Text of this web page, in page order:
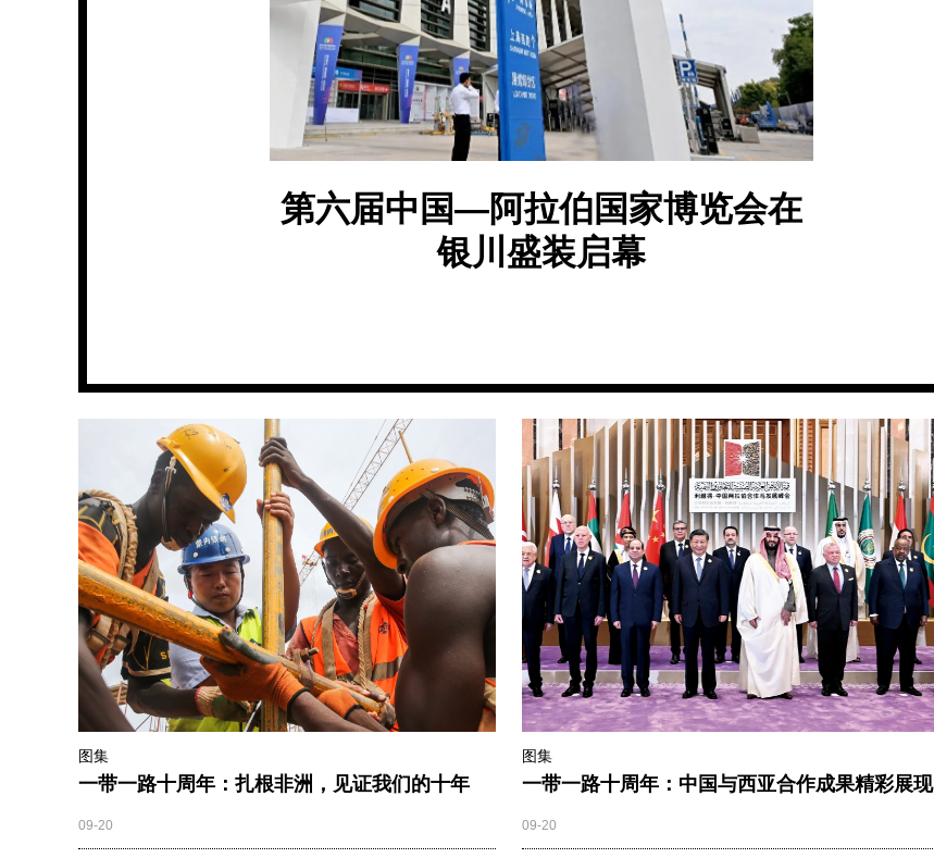
第六届中国—阿拉伯国家博览会在
银川盛装启幕
图集
一带一路十周年：扎根非洲，见证我们的十年
09-20
图集
一带一路十周年：中国与西亚合作成果精彩展现
09-20